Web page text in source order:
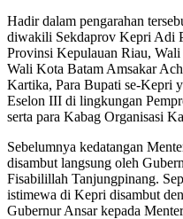
Hadir dalam pengarahan
diwakili Sekdaprov Kepri Adi
Provinsi Kepulauan Riau,
Wali Kota Batam Amsakar
Kartika, Para Bupati se-Kepri
Eselon III di lingkungan
serta para Kabag Organisasi
Sebelumnya kedatangan
disambut langsung oleh
Fisabilillah Tanjungpinang.
istimewa di Kepri disambut
Gubernur Ansar kepada